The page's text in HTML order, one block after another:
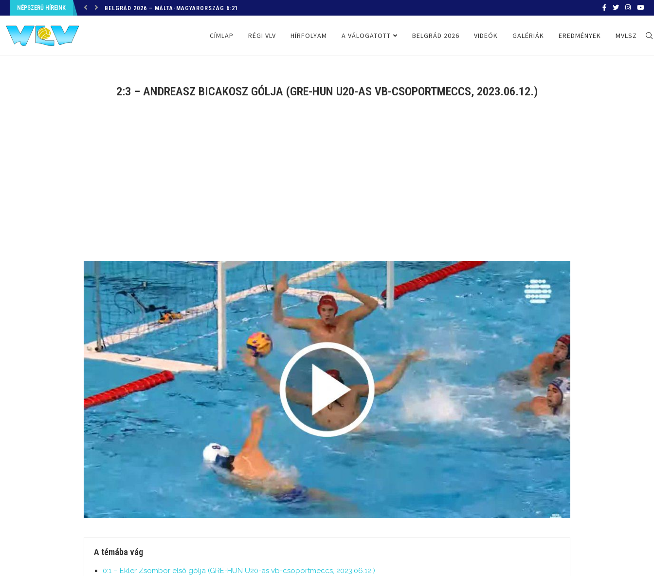
NÉPSZERŰ HÍREINK HELYZETKÉP AZ EB-RŐL – A TOVÁBBI PROGRAM
CÍMLAP RÉGI VLV HÍRFOLYAM A VÁLOGATOTT BELGRÁD 2026 VIDEÓK GALÉRIÁK EREDMÉNYEK MVLSZ
2:3 – ANDREASZ BICAKOSZ GÓLJA (GRE-HUN U20-AS VB-CSOPORTMECCS, 2023.06.12.)
A témába vág
0:1 – Ekler Zsombor első gólja (GRE-HUN U20-as vb-csoportmeccs, 2023.06.12.)